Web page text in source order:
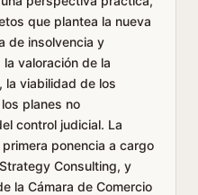
que plantea la nueva
de insolvencia y
valoración de la
la viabilidad de los
planes no
control judicial. La
ponencia a cargo
Consulting, y
la Cámara de Comercio